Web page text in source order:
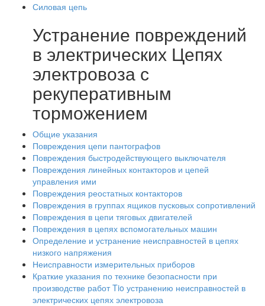
Силовая цепь
Устранение повреждений
в электрических Цепях
электровоза с
рекуперативным
торможением
Общие указания
Повреждения цепи пантографов
Повреждения быстродействующего выключателя
Повреждения линейных контакторов и цепей
управления ими
Повреждения реостатных контакторов
Повреждения в группах ящиков пусковых сопротивлений
Повреждения в цепи тяговых двигателей
Повреждения в цепях вспомогательных машин
Определение и устранение неисправностей в цепях
низкого напряжения
Неисправности измерительных приборов
Краткие указания по технике безопасности при
производстве работ Tio устранению неисправностей в
электрических цепях электровоза